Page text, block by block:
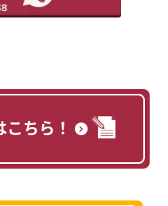
ちら！